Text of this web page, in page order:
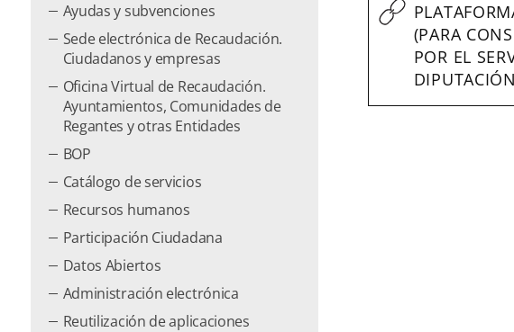
Ayudas y subvenciones
Sede electrónica de Recaudación.
Ciudadanos y empresas
Oficina Virtual de Recaudación.
Ayuntamientos, Comunidades de
Regantes y otras Entidades
BOP
Catálogo de servicios
Recursos humanos
Participación Ciudadana
Datos Abiertos
Administración electrónica
Reutilización de aplicaciones
(PARA
POR EL